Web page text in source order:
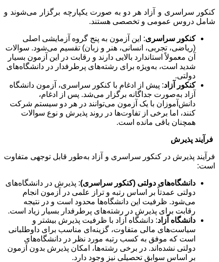
کنکور سراسری و آزاد هر دو به صورت یکپارچه برگزار می‌شوند و
شامل دروس عمومی و تخصصی هستند.
کنکور سراسری: این آزمون به پنج گروه آزمایشی اصلی
(ریاضی، تجربی، انسانی، هنر و زبان) تقسیم می‌شود. سوالات
آن معمولاً استاندارد بالایی دارند و رقابت در این آزمون بسیار
شدید است، به‌ویژه برای رشته‌های پرطرفدار در دانشگاه‌های
دولتی.
کنکور آزاد: پیش از ادغام با کنکور سراسری، آزمون دانشگاه
آزاد به‌صورت جداگانه برگزار می‌شد. پس از ادغام،
دانش‌آموزان با یک آزمون می‌توانند در هر دو سیستم شرکت
کنند، اما برخی از تفاوت‌ها در روند پذیرش و نوع سوالات
همچنان باقی مانده است.
فرآیند پذیرش
فرآیند پذیرش در کنکور سراسری و آزاد به‌طور قابل توجهی متفاوت
است:
دانشگاه‌های دولتی (کنکور سراسری): پذیرش در دانشگاه‌های
دولتی عمدتاً بر اساس رتبه و تراز علمی در آزمون انجام
می‌شود. ظرفیت این دانشگاه‌ها محدود است و در نتیجه
رقابت برای پذیرش در رشته‌های پرطرفدار بسیار زیاد است.
دانشگاه آزاد: دانشگاه آزاد با ظرفیت پذیرش بیشتر و
سیاست‌های مالی متفاوت، گزینه‌ای مناسب برای داوطلبانی
است که موفق به کسب رتبه مورد نظر در دانشگاه‌های
دولتی نشده‌اند. در برخی رشته‌ها، امکان پذیرش بدون آزمون
بر اساس سوابق تحصیلی نیز وجود دارد.